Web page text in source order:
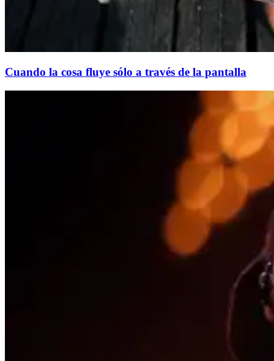
Cuando la cosa fluye sólo a través de la pantalla